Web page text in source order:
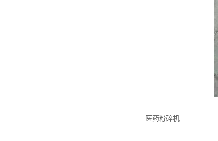
医药粉碎机